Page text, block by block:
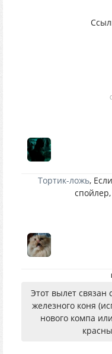
Тортик-ложь,
Этот вылет связан
железного коня
нового компа